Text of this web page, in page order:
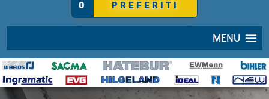
0 PREFERITI
MENU